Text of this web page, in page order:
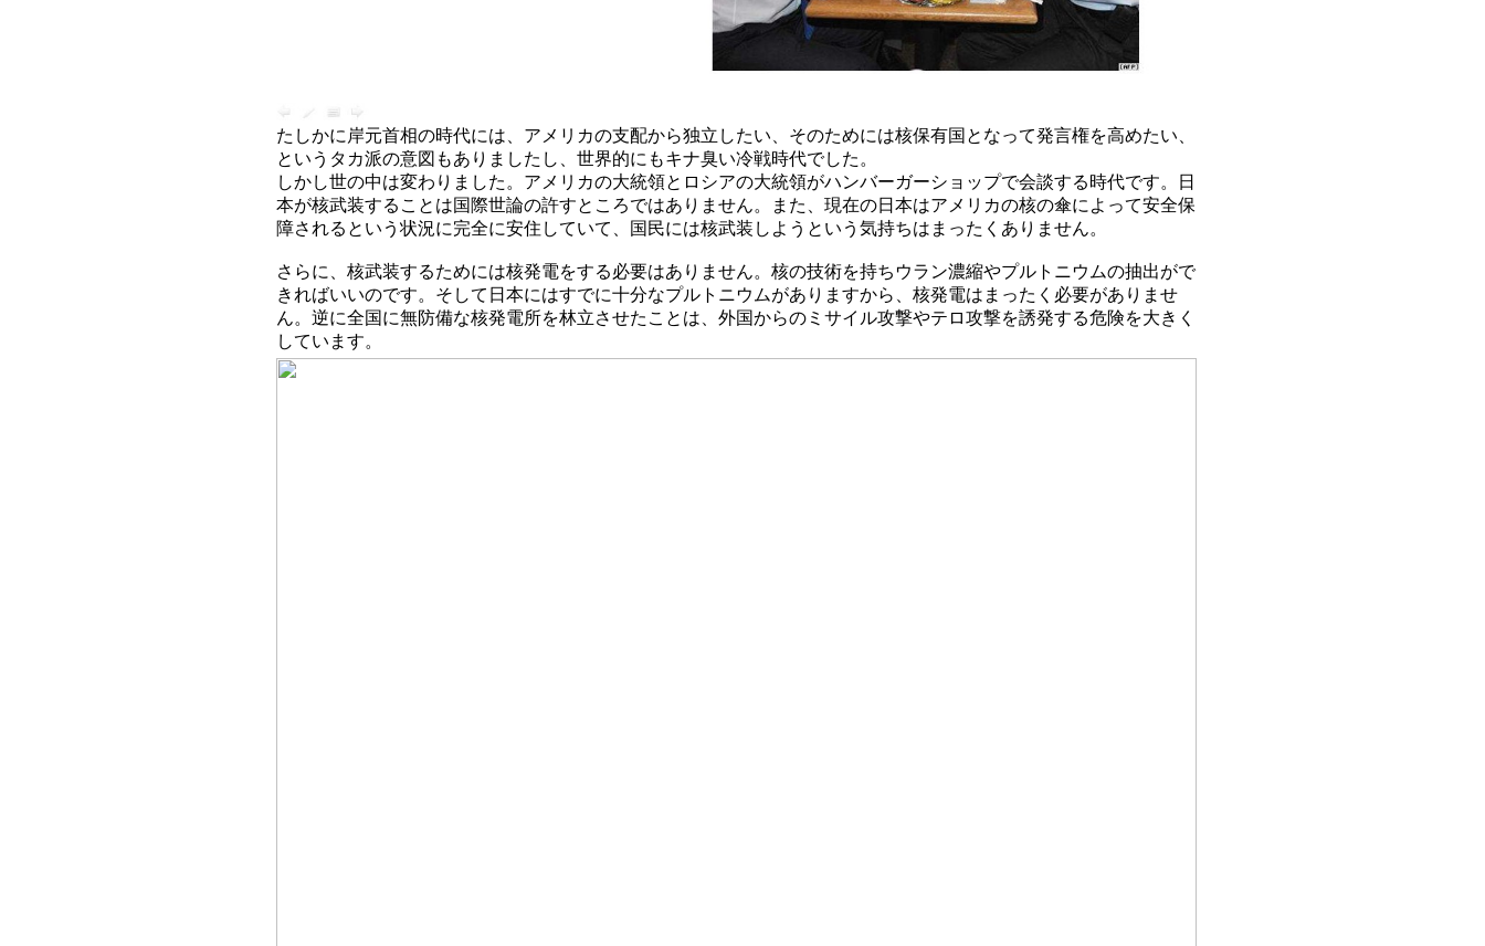
たしかに岸元首相の時代には、アメリカの支配から独立したい、そのためには核保有国となって発言権を高めたい、
というタカ派の意図もありましたし、世界的にもキナ臭い冷戦時代でした。
しかし世の中は変わりました。アメリカの大統領とロシアの大統領がハンバーガーショップで会談する時代です。日
本が核武装することは国際世論の許すところではありません。また、現在の日本はアメリカの核の傘によって安全保
障されるという状況に完全に安住していて、国民には核武装しようという気持ちはまったくありません。
さらに、核武装するためには核発電をする必要はありません。核の技術を持ちウラン濃縮やプルトニウムの抽出がで
きればいいのです。そして日本にはすでに十分なプルトニウムがありますから、核発電はまったく必要がありませ
ん。逆に全国に無防備な核発電所を林立させたことは、外国からのミサイル攻撃やテロ攻撃を誘発する危険を大きく
しています。